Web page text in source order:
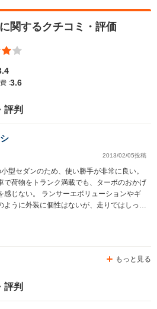
関するクチコミ・評価
:3.6
評判
2013/02/05投稿
型セダンのため、使い勝手が非常に良い。
で荷物をトランク満載でも、ターボのおかげ
感じない。 ランサーエボリューションやギ
ように外装に個性はないが、走りではしっか
低燃費だと思う。
もっと見る
評判